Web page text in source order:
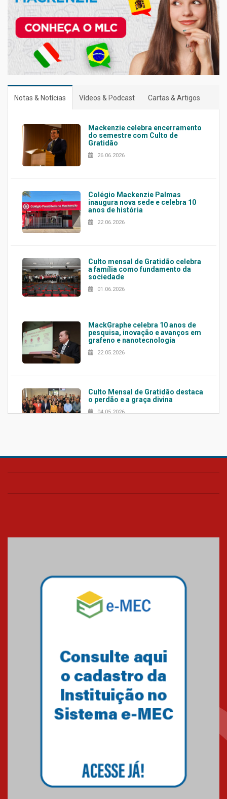
Notas & Notícias Vídeos & Podcast Cartas & Artigos
Mackenzie celebra encerramento
do semestre com Culto de
Gratidão
26.06.2026
Colégio Mackenzie Palmas
inaugura nova sede e celebra 10
anos de história
22.06.2026
Culto mensal de Gratidão celebra
a família como fundamento da
sociedade
01.06.2026
MackGraphe celebra 10 anos de
pesquisa, inovação e avanços em
grafeno e nanotecnologia
22.05.2026
Culto Mensal de Gratidão destaca
o perdão e a graça divina
04.05.2026
Confira como foi o culto mensal
Mackenzie mobiliza campanha
solidária para apoiar famílias em
Minas Gerais
Primeiro culto do ano ressalta o
27.02.2026